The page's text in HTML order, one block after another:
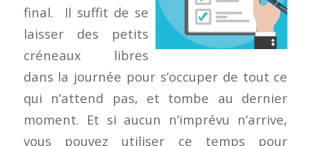
final. Il suffit de se
laisser des petits
créneaux libres
dans la journée pour s’occuper de tout ce
qui n’attend pas, et tombe au dernier
moment. Et si aucun n’imprévu n’arrive,
vous pouvez utiliser ce temps pour